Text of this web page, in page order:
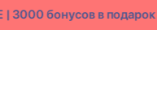
бонусов в подарок